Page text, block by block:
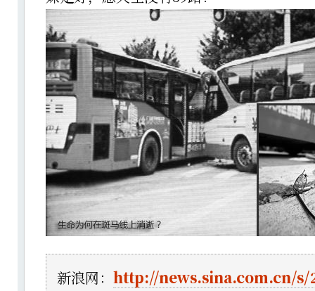
新浪网： http://news.sina.com.cn/s/